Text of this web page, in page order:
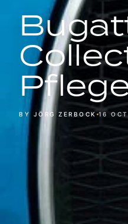
BY JÖRG ZERBOCK 16